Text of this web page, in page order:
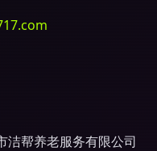
洁帮养老服务有限公司